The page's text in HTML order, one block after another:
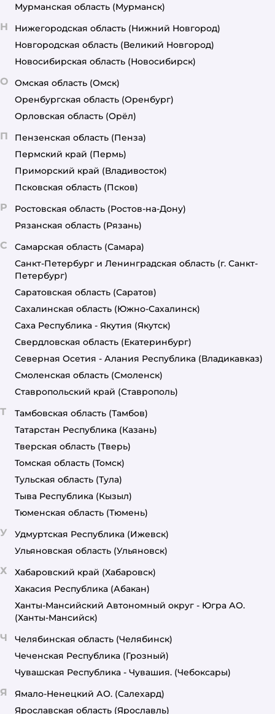
Мурманская область (Мурманск)
Н Нижегородская область (Нижний Новгород)
Новгородская область (Великий Новгород)
Новосибирская область (Новосибирск)
О Омская область (Омск)
Оренбургская область (Оренбург)
Орловская область (Орёл)
П Пензенская область (Пенза)
Пермский край (Пермь)
Приморский край (Владивосток)
Псковская область (Псков)
Р Ростовская область (Ростов-на-Дону)
Рязанская область (Рязань)
С Самарская область (Самара)
Санкт-Петербург и Ленинградская область (г. Санкт-
Петербург)
Саратовская область (Саратов)
Сахалинская область (Южно-Сахалинск)
Саха Республика - Якутия (Якутск)
Свердловская область (Екатеринбург)
Северная Осетия - Алания Республика (Владикавказ)
Смоленская область (Смоленск)
Ставропольский край (Ставрополь)
Т Тамбовская область (Тамбов)
Татарстан Республика (Казань)
Тверская область (Тверь)
Томская область (Томск)
Тульская область (Тула)
Тыва Республика (Кызыл)
Тюменская область (Тюмень)
У Удмуртская Республика (Ижевск)
Ульяновская область (Ульяновск)
Х Хабаровский край (Хабаровск)
Хакасия Республика (Абакан)
Ханты-Мансийский Автономный округ - Югра АО.
(Ханты-Мансийск)
Ч Челябинская область (Челябинск)
Чеченская Республика (Грозный)
Чувашская Республика - Чувашия. (Чебоксары)
Я Ямало-Ненецкий АО. (Салехард)
Ярославская область (Ярославль)